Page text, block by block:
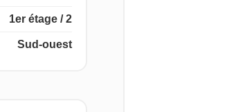
1er étage / 2
Sud-ouest